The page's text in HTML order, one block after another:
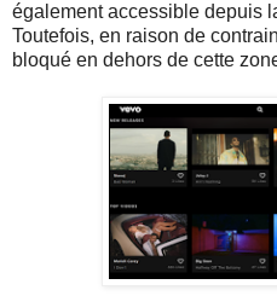
également accessible depuis
Toutefois, en raison de
bloqué en dehors de cette